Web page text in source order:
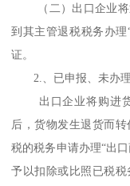
（二）出口企业将
到其主管退税税务办
证。
2.、已申报、未办理
出口企业将购进货
后，货物发生退货而
税的税务申请办理“出
予以扣除或比照已税税